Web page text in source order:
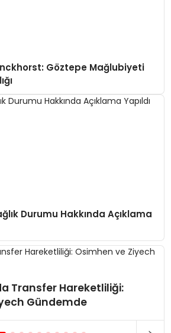
Göztepe Mağlubiyeti
Durumu Hakkında Açıklama
Transfer Hareketliliği:
Gündemde